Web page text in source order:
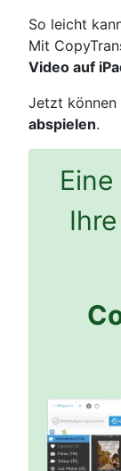
So leicht
Mit
Video auf
Jetzt können
abspielen.